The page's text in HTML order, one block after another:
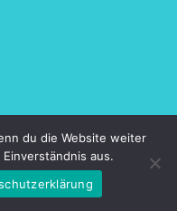
du die Website weiter
aus.